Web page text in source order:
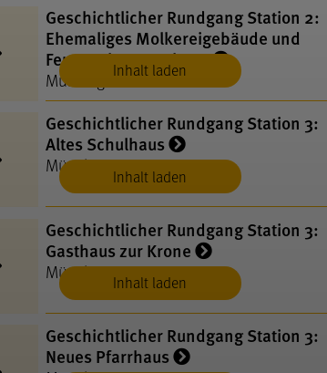
Inhalt laden
Geschichtlicher Rundgang Station 2:
Ehemaliges Molkereigebäude und
Feuerwehrgerätehaus
Münsingen
Inhalt laden
Geschichtlicher Rundgang Station 3:
Altes Schulhaus
Münsingen
Inhalt laden
Geschichtlicher Rundgang Station 3:
Gasthaus zur Krone
Münsingen
Geschichtlicher Rundgang Station 3:
Neues Pfarrhaus